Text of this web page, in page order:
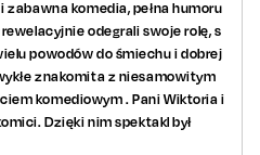
komedia, pełna humoru
odegrali swoje rolę, s
powodów do śmiechu i dobrej
znakomita z niesamowitym
komediowym . Pani Wiktoria i
Dzięki nim spektakl był